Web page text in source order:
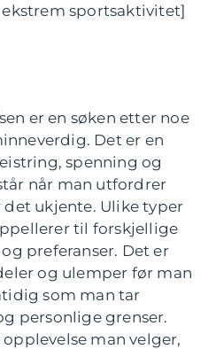
sportsaktivitet]
er en søken etter noe
Det er en
spenning og
når man utfordrer
det ukjente. Ulike typer
til forskjellige
preferanser. Det er
og ulemper før man
som man tar
personlige grenser.
man velger,